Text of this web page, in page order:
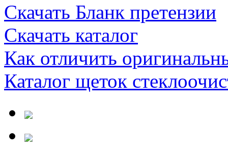
Скачать Бланк претензии
Скачать каталог
Как отличить
Каталог щеток